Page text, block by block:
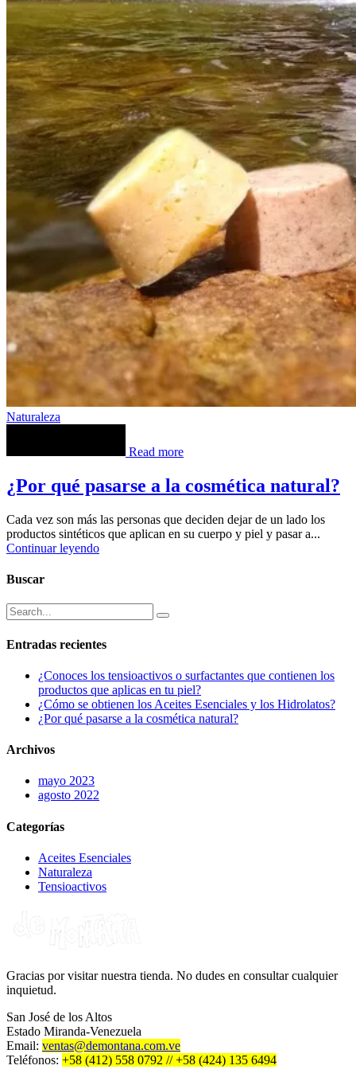
Naturaleza
Read more
¿Por qué pasarse a la cosmética natural?
Cada vez son más las personas que deciden dejar de un lado los
productos sintéticos que aplican en su cuerpo y piel y pasar a...
Continuar leyendo
Buscar
Search
Entradas recientes
¿Conoces los tensioactivos o surfactantes que contienen los
productos que aplicas en tu piel?
¿Cómo se obtienen los Aceites Esenciales y los Hidrolatos?
¿Por qué pasarse a la cosmética natural?
Archivos
mayo 2023
agosto 2022
Categorías
Aceites Esenciales
Naturaleza
Tensioactivos
Gracias por visitar nuestra tienda. No dudes en consultar cualquier
inquietud.
San José de los Altos
Estado Miranda-Venezuela
Email: ventas@demontana.com.ve
Teléfonos: +58 (412) 558 0792 // +58 (424) 135 6494